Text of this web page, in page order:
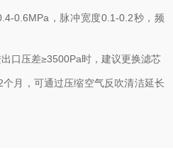
0.6MPa，脉冲宽度0.1-0.2秒，频
出口压差≥3500Pa时，建议更换滤芯
月，可通过压缩空气反吹清洁延长